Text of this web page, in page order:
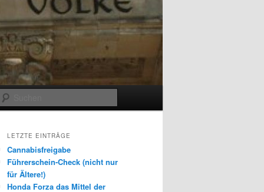
LETZTE EINTRÄGE
Cannabisfreigabe
Führerschein-Check (nicht nur
für Ältere!)
Honda Forza das Mittel der